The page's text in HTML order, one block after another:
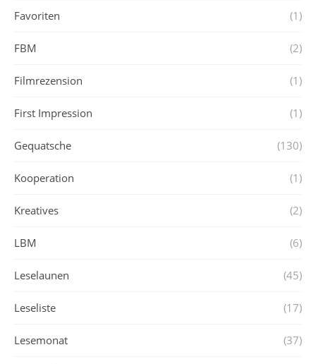
Favoriten (1)
FBM (2)
Filmrezension (1)
First Impression (1)
Gequatsche (130)
Kooperation (1)
Kreatives (2)
LBM (6)
Leselaunen (45)
Leseliste (17)
Lesemonat (37)